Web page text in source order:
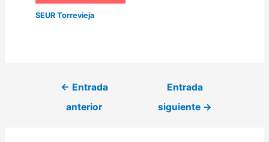
SEUR Torrevieja
← Entrada
anterior
Entrada
siguiente →